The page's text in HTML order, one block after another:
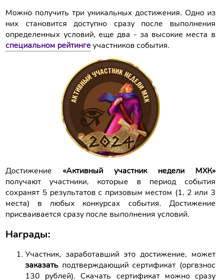
Можно получить три уникальных достижения. Одно из
них становится доступно сразу после выполнения
определенных условий, еще два - за высокие места в
специальном рейтингеучастников события.
Достижение «Активный участник недели МХК»
получают участники, которые в период события
сохранят 5 результатов с призовым местом (1, 2 или 3
места) в любых конкурсах события. Достижение
присваивается сразу после выполнения условий.
Награды:
Участник, заработавший это достижение, может
заказать подтверждающий сертификат (оргвзнос
130 рублей). Скачать сертификат можно сразу